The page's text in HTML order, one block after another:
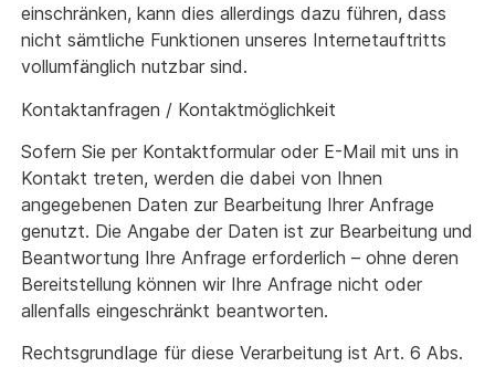
einschränken, kann dies allerdings dazu führen, dass
nicht sämtliche Funktionen unseres Internetauftritts
vollumfänglich nutzbar sind.
Kontaktanfragen / Kontaktmöglichkeit
Sofern Sie per Kontaktformular oder E-Mail mit uns in
Kontakt treten, werden die dabei von Ihnen
angegebenen Daten zur Bearbeitung Ihrer Anfrage
genutzt. Die Angabe der Daten ist zur Bearbeitung und
Beantwortung Ihre Anfrage erforderlich – ohne deren
Bereitstellung können wir Ihre Anfrage nicht oder
allenfalls eingeschränkt beantworten.
Rechtsgrundlage für diese Verarbeitung ist Art. 6 Abs.